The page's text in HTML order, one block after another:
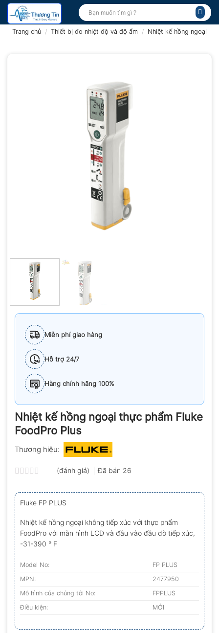
Bỏ
qua
Tìm
kiếm:
Trang chủ / Thiết bị đo nhiệt độ và độ ẩm / Nhiệt kế hồng ngoại
Miễn phí giao hàng
Hỗ trợ 24/7
Hàng chính hãng 100%
Nhiệt kế hồng ngoại thực phẩm Fluke
FoodPro Plus
Thương hiệu:
xếp
hạng
0.0
5
sao
(đánh giá) Đã bán 26
Fluke FP PLUS
Nhiệt kế hồng ngoại không tiếp xúc với thực phẩm
FoodPro với màn hình LCD và đầu vào đầu dò tiếp xúc,
-31-390 ° F
Model No:
FP PLUS
MPN:
2477950
Mô hình của chúng tôi No:
FPPLUS
Điều kiện:
MỚI